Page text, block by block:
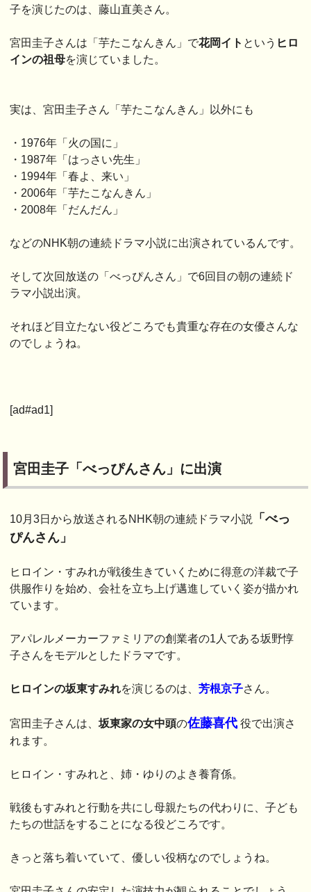
子を演じたのは、藤山直美さん。
宮田圭子さんは「芋たこなんきん」で花岡イト という ヒロ
インの祖母を演じていました。
実は、宮田圭子さん「芋たこなんきん」以外にも
・1976年「火の国に」
・1987年「はっさい先生」
・1994年「春よ、来い」
・2006年「芋たこなんきん」
・2008年「だんだん」
などのNHK朝の連続ドラマ小説に出演されているんです。
そして次回放送の「べっぴんさん」で6回目の朝の連続ド
ラマ小説出演。
それほど目立たない役どころでも貴重な存在の女優さんな
のでしょうね。
[ad#ad1]
宮田圭子「べっぴんさん」に出演
10月3日から放送されるNHK朝の連続ドラマ小説
「べっ
ぴんさん」
ヒロイン・すみれが戦後生きていくために得意の洋裁で子
供服作りを始め、会社を立ち上げ邁進していく姿が描かれ
ています。
アパレルメーカーファミリアの創業者の1人である坂野惇
子さんをモデルとしたドラマです。
ヒロインの坂東すみれを演じるのは、芳根京子さん。
宮田圭子さんは、坂東家の女中頭の佐藤喜代 役で出演さ
れます。
ヒロイン・すみれと、姉・ゆりのよき養育係。
戦後もすみれと行動を共にし母親たちの代わりに、子ども
たちの世話をすることになる役どころです。
きっと落ち着いていて、優しい役柄なのでしょうね。